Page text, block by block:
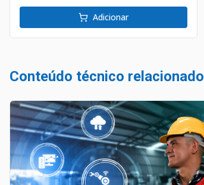
Adicionar
Conteúdo técnico relacionado